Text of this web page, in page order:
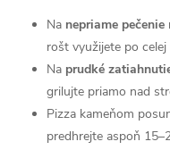
Na nepriame pečenie
rošt využijete po
Na prudké
grilujte priamo nad
Pizza kameňom
predhrejte aspoň